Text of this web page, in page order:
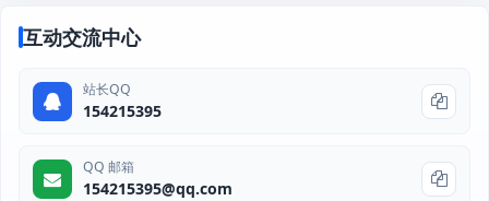
互动交流中心
站长QQ
154215395
QQ 邮箱
154215395@qq.com